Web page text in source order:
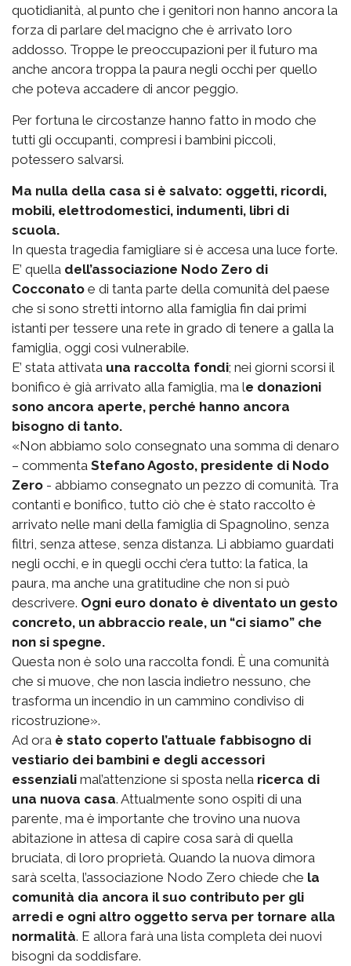
quotidianità, al punto che i genitori non hanno ancora la
forza di parlare del macigno che è arrivato loro
addosso. Troppe le preoccupazioni per il futuro ma
anche ancora troppa la paura negli occhi per quello
che poteva accadere di ancor peggio.
Per fortuna le circostanze hanno fatto in modo che
tutti gli occupanti, compresi i bambini piccoli,
potessero salvarsi.
Ma nulla della casa si è salvato: oggetti, ricordi,
mobili, elettrodomestici, indumenti, libri di
scuola.
In questa tragedia famigliare si è accesa una luce forte.
E’ quella dell’associazione Nodo Zero di
Cocconato e di tanta parte della comunità del paese
che si sono stretti intorno alla famiglia fin dai primi
istanti per tessere una rete in grado di tenere a galla la
famiglia, oggi così vulnerabile.
E’ stata attivata una raccolta fondi; nei giorni scorsi il
bonifico è già arrivato alla famiglia, ma le donazioni
sono ancora aperte, perché hanno ancora
bisogno di tanto.
«Non abbiamo solo consegnato una somma di denaro
– commenta Stefano Agosto, presidente di Nodo
Zero - abbiamo consegnato un pezzo di comunità. Tra
contanti e bonifico, tutto ciò che è stato raccolto è
arrivato nelle mani della famiglia di Spagnolino, senza
filtri, senza attese, senza distanza. Li abbiamo guardati
negli occhi, e in quegli occhi c’era tutto: la fatica, la
paura, ma anche una gratitudine che non si può
descrivere. Ogni euro donato è diventato un gesto
concreto, un abbraccio reale, un “ci siamo” che
non si spegne.
Questa non è solo una raccolta fondi. È una comunità
che si muove, che non lascia indietro nessuno, che
trasforma un incendio in un cammino condiviso di
ricostruzione».
Ad ora è stato coperto l’attuale fabbisogno di
vestiario dei bambini e degli accessori
essenziali mal’attenzione si sposta nella ricerca di
una nuova casa. Attualmente sono ospiti di una
parente, ma è importante che trovino una nuova
abitazione in attesa di capire cosa sarà di quella
bruciata, di loro proprietà. Quando la nuova dimora
sarà scelta, l’associazione Nodo Zero chiede che la
comunità dia ancora il suo contributo per gli
arredi e ogni altro oggetto serva per tornare alla
normalità. E allora farà una lista completa dei nuovi
bisogni da soddisfare.